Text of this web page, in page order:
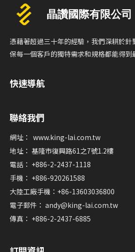
憑藉著超過三十年的經驗，我們深耕於
保每一個客戶的獨特需求和規格都能得到
快速導航
聯絡我們
網址： www.king-lai.com.tw
地址： 基隆市復興路61之7號1.2樓
電話： +886-2-2437-1118
手機： +886-920261588
大陸工廠手機：+86-13603036800
電子郵件： andy@king-lai.com.tw
傳真： +886-2-2437-6885